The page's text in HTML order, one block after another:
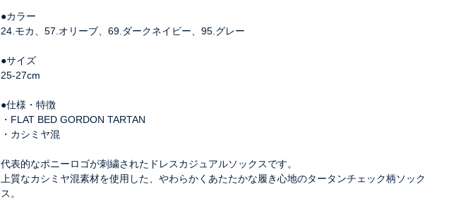
●カラー
24.モカ、57.オリーブ、69.ダークネイビー、95.グレー
●サイズ
25-27cm
●仕様・特徴
・FLAT BED GORDON TARTAN
・カシミヤ混
代表的なポニーロゴが刺繍されたドレスカジュアルソックスです。
上質なカシミヤ混素材を使用した、やわらかくあたたかな履き心地のタータンチェック柄ソック
ス。